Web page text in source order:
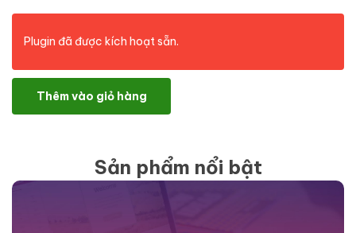
Plugin đã được kích hoạt sẵn.
WooCommerce License Manager số lượng
Thêm vào giỏ hàng
Sản phẩm nổi bật